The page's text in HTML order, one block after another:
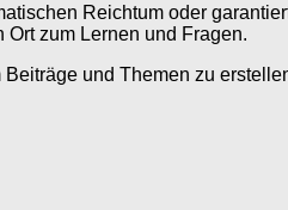
Reichtum oder
zum Lernen und Fragen.
Beiträge und Themen zu